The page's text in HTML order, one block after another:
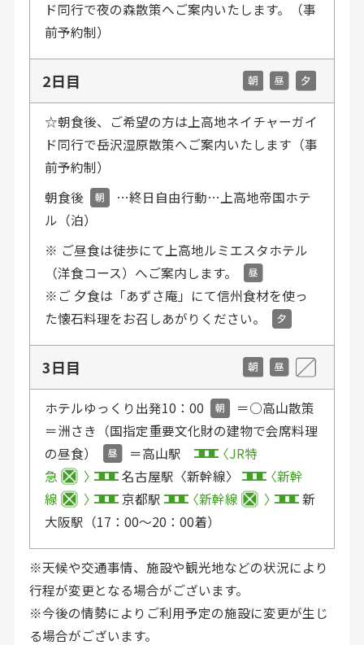
ド同行で夜の森散策へご案内いたします。（事
前予約制）
2日目
☆朝食後、ご希望の方は上高地ネイチャーガイ
ド同行で岳沢湿原散策へご案内いたします（事
前予約制）
朝食後
…終日自由行動…上高地帝国ホテ
ル（泊）
※ ご昼食は徒歩にて上高地ルミエスタホテル
（洋食コース）へご案内します。
※ご 夕食は「あずさ庵」にて信州食材を使っ
た懐石料理をお召しあがりください。
3日目
ホテルゆっくり出発10：00
＝○高山散策
＝洲さき（国指定重要文化財の建物で会席料理
の昼食）
＝高山駅
JR特
急
名古屋駅〈新幹線〉
新幹
線
京都駅 新幹線
新
大阪駅（17：00〜20：00着）
※天候や交通事情、施設や観光地などの状況により
行程が変更となる場合がございます。
※今後の情勢によりご利用予定の施設に変更が生じ
る場合がございます。